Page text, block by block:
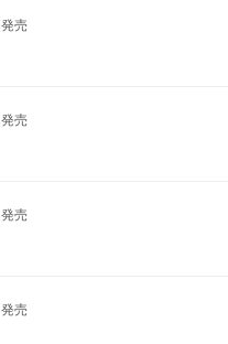
売
売
売
売